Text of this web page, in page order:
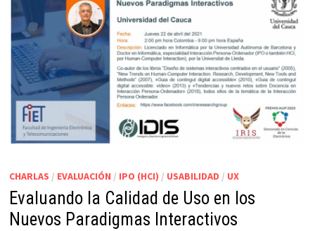
CHARLAS / EVALUACIÓN / IPO (HCI) / USABILIDAD / UX
Evaluando la Calidad de Uso en los
Nuevos Paradigmas Interactivos